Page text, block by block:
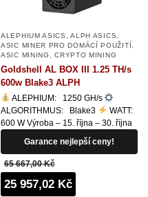
ALEPHIUM ASICS ,ALPH ASICS
ASIC MINER PRO DOMÁCÍ POUŽITÍ
ASIC MINING
,CRYPTO MINING
Goldshell AL BOX III 1.25 TH/s
600w Blake3 ALPH
ALEPHIUM: 1250 GH/s
ALGORITHMUS: Blake3
WATT:
600 W Výroba – 15. října – 30. října
Garance nejlepší ceny!
65 667,00 Kč
25 957,02 Kč